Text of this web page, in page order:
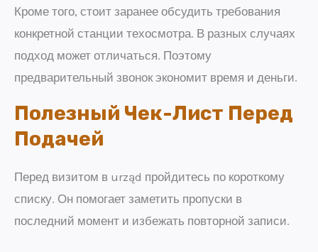
Кроме того, стоит заранее обсудить требования
конкретной станции техосмотра. В разных случаях
подход может отличаться. Поэтому
предварительный звонок экономит время и деньги.
Полезный Чек-Лист Перед
Подачей
Перед визитом в urząd пройдитесь по короткому
списку. Он помогает заметить пропуски в
последний момент и избежать повторной записи.